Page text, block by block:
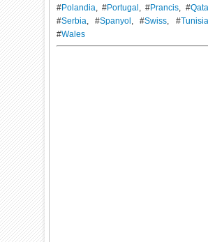
#Polandia , #Portugal , #Prancis , #
#Serbia , #Spanyol , #Swiss , #Tunisia
#Wales